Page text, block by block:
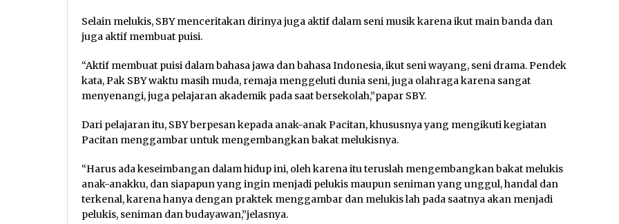
Selain melukis, SBY menceritakan dirinya juga aktif dalam seni musik karena ikut main banda dan
juga aktif membuat puisi.
“Aktif membuat puisi dalam bahasa jawa dan bahasa Indonesia, ikut seni wayang, seni drama. Pendek
kata, Pak SBY waktu masih muda, remaja menggeluti dunia seni, juga olahraga karena sangat
menyenangi, juga pelajaran akademik pada saat bersekolah,”papar SBY.
Dari pelajaran itu, SBY berpesan kepada anak-anak Pacitan, khususnya yang mengikuti kegiatan
Pacitan menggambar untuk mengembangkan bakat melukisnya.
“Harus ada keseimbangan dalam hidup ini, oleh karena itu teruslah mengembangkan bakat melukis
anak-anakku, dan siapapun yang ingin menjadi pelukis maupun seniman yang unggul, handal dan
terkenal, karena hanya dengan praktek menggambar dan melukis lah pada saatnya akan menjadi
pelukis, seniman dan budayawan,”jelasnya.